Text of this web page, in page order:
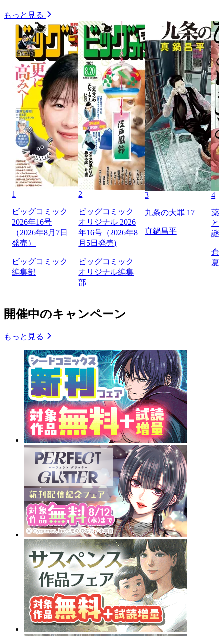
もっと見る
1
ビッグコミック
2026年16号
（2026年8月7日
発売）
ビッグコミック
編集部
2
ビッグコミック
オリジナル 2026
年16号（2026年8
月5日発売)
ビッグコミック
オリジナル編集
部
3
九条の大罪 17
真鍋昌平
4
薬
と
謎
倉
夏
開催中のキャンペーン
もっと見る